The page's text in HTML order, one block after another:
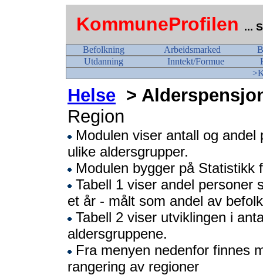
KommuneProfilen ...
Befolkning Arbeidsmarked
Utdanning
Inntekt/Formue
Helse >
Region
Modulen viser antall og
ulike aldersgrupper.
Modulen bygger på Statistikk
Tabell 1 viser andel personer
et år - målt som andel av
Tabell 2 viser utviklingen i
aldersgruppene.
Fra menyen nedenfor finnes
rangering av regioner